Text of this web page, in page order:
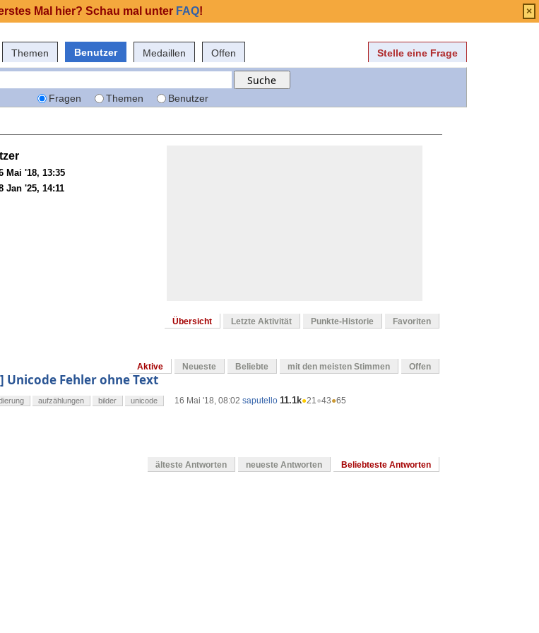
Themen Benutzer Medaillen Offen Stelle eine Frage
Fragen Themen Benutzer
Mai '18, 13:35
Jan '25, 14:11
Übersicht Letzte Aktivität Punkte-Historie Favoriten
Aktive Neueste Beliebte mit den meisten Stimmen Offen
Unicode Fehler ohne Text
16 Mai '18, 08:02 saputello 11.1k●21●43●65
aufzählungen bilder unicode
älteste Antworten neueste Antworten Beliebteste Antworten
Mal hier? Schau mal unter FAQ! ×